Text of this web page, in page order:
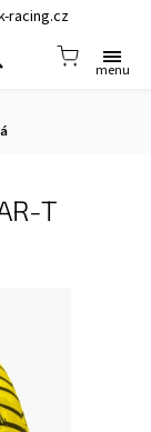
racing.cz
T